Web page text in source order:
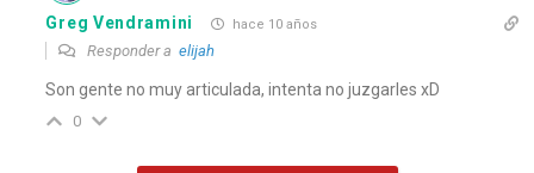
Greg Vendramini hace 10 años
Responder aelijah
Son gente no muy articulada, intenta no juzgarles xD
0